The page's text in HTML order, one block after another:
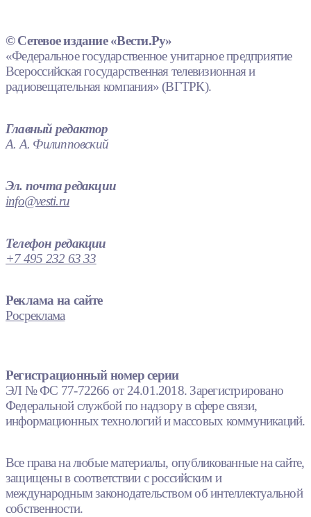
© Сетевое издание «Вести.Ру»
«Федеральное государственное унитарное предприятие
Всероссийская государственная телевизионная и
радиовещательная компания» (ВГТРК).
Главный редактор
А. А. Филипповский
Эл. почта редакции
info@vesti.ru
Телефон редакции
+7 495 232 63 33
Реклама на сайте
Росреклама
Регистрационный номер серии
ЭЛ № ФС 77-72266 от 24.01.2018. Зарегистрировано
Федеральной службой по надзору в сфере связи,
информационных технологий и массовых коммуникаций.
Все права на любые материалы, опубликованные на сайте,
защищены в соответствии с российским и
международным законодательством об интеллектуальной
собственности.